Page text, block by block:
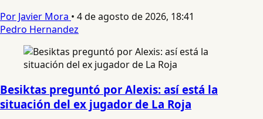
Por Javier Mora • 4 de agosto de 2026, 18:41
Pedro Hernandez
Besiktas preguntó por Alexis: así está la
situación del ex jugador de La Roja